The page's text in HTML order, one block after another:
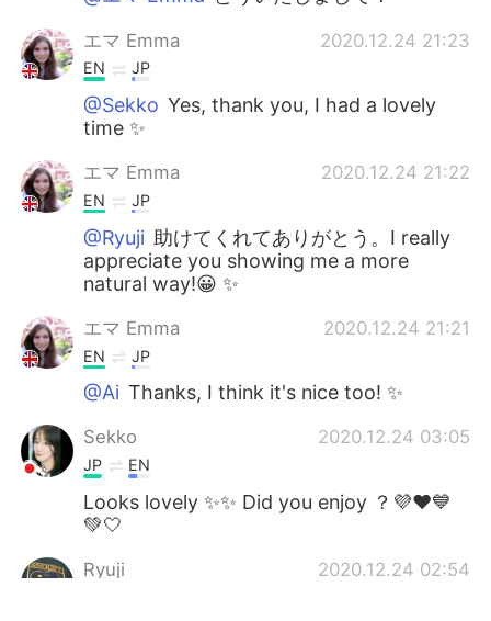
エマ Emma 2020.12.24 21:23
EN JP
@Sekko Yes, thank you, I had a lovely
time ✨
エマ Emma 2020.12.24 21:22
EN JP
@Ryuji 助けてくれてありがとう。I really
appreciate you showing me a more
natural way!😀 ✨
エマ Emma 2020.12.24 21:21
EN JP
@Ai Thanks, I think it's nice too! ✨
Sekko 2020.12.24 03:05
JP EN
Looks lovely ✨✨ Did you enjoy ？💜❤💙
💚🤍
Ryuji 2020.12.24 02:54